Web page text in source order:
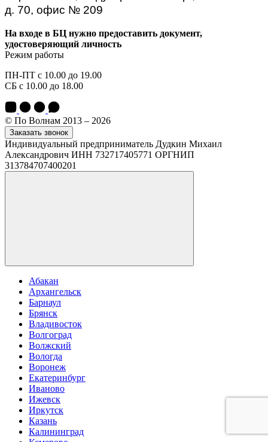
д. 70, офис № 209
На входе в БЦ нужно предоставить документ,
удостоверяющий личность
Режим работы
ПН-ПТ с 10.00 до 19.00
СБ с 10.00 до 18.00
© По Волнам 2013 – 2026
Заказать звонок
Индивидуальный предприниматель Дудкин Михаил
Александрович ИНН 732717405771 ОРГНИП
313784707400201
Абакан
Архангельск
Барнаул
Брянск
Владивосток
Волгоград
Волжский
Вологда
Воронеж
Екатеринбург
Иваново
Ижевск
Иркутск
Казань
Калининград